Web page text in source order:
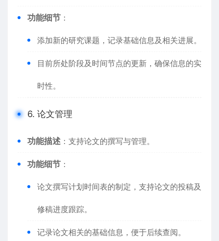
功能细节 ：
添加新的研究课题，记录基础信息及相关进展。
目前所处阶段及时间节点的更新，确保信息的实
时性。
6. 论文管理
功能描述 ：支持论文的撰写与管理。
功能细节 ：
论文撰写计划时间表的制定，支持论文的投稿及
修稿进度跟踪。
记录论文相关的基础信息，便于后续查阅。